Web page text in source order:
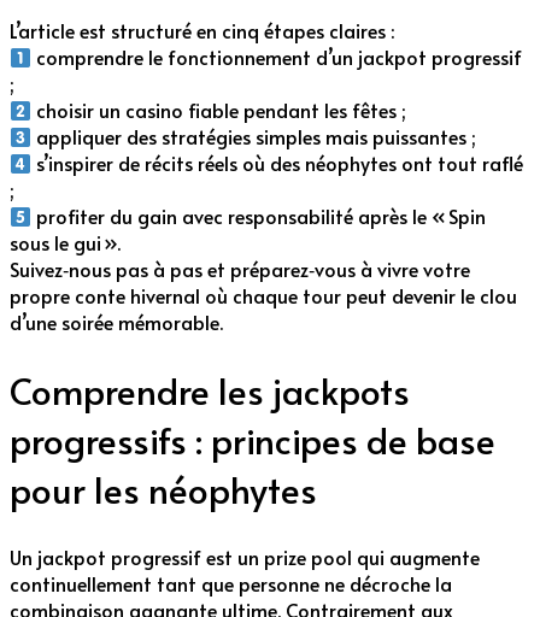
L’article est structuré en cinq étapes claires :
comprendre le fonctionnement d’un jackpot progressif
;
choisir un casino fiable pendant les fêtes ;
appliquer des stratégies simples mais puissantes ;
s’inspirer de récits réels où des néophytes ont tout raflé
;
profiter du gain avec responsabilité après le « Spin
sous le gui ».
Suivez‑nous pas à pas et préparez‑vous à vivre votre
propre conte hivernal où chaque tour peut devenir le clou
d’une soirée mémorable.
Comprendre les jackpots
progressifs : principes de base
pour les néophytes
Un jackpot progressif est un prize pool qui augmente
continuellement tant que personne ne décroche la
combinaison gagnante ultime. Contrairement aux